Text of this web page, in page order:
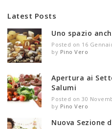
Latest Posts
Uno spazio
Posted on 16
by Pino Vero
Apertura ai
Salumi
Posted on 30
by Pino Vero
Nuova Sezione